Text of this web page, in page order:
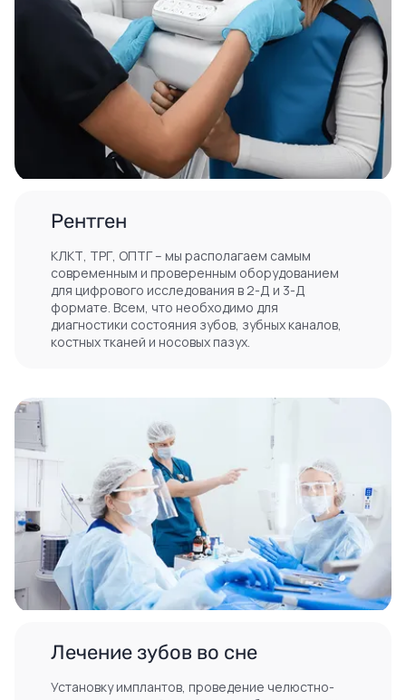
Рентген
КЛКТ, ТРГ, ОПТГ – мы располагаем самым
современным и проверенным оборудованием
для цифрового исследования в 2-Д и 3-Д
формате. Всем, что необходимо для
диагностики состояния зубов, зубных каналов,
костных тканей и носовых пазух.
Лечение зубов во сне
Установку имплантов, проведение челюстно-